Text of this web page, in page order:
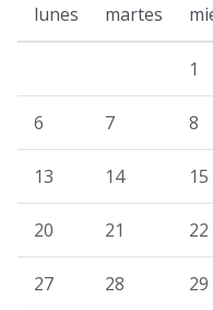
lunes martes
1
6 7 8
13 14 15
20 21 22
27 28 29